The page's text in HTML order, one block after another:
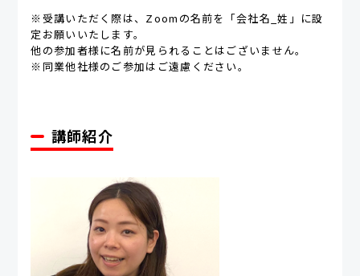
※受講いただく際は、Zoomの名前を「会社名_姓」に設
定お願いいたします。
他の参加者様に名前が見られることはございません。
※同業他社様のご参加はご遠慮ください。
講師紹介